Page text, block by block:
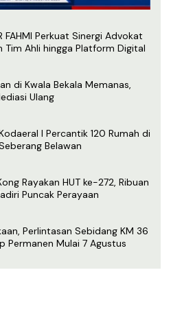
FAHMI Perkuat Sinergi Advokat
Tim Ahli hingga Platform Digital
di Kwala Bekala Memanas,
Ulang
I Percantik 120 Rumah di
Belawan
Rayakan HUT ke-272, Ribuan
Puncak Perayaan
Perlintasan Sebidang KM 36
Permanen Mulai 7 Agustus